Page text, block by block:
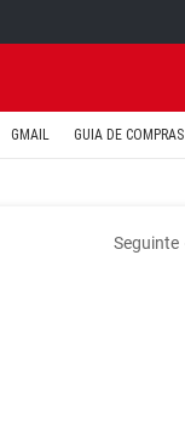
GMAIL GUIA DE COMPRAS
Seguinte